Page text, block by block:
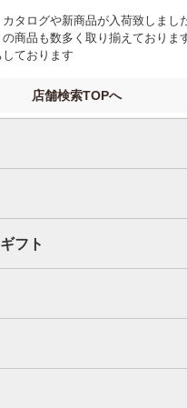
タログや新商品が入荷致しまし
商品も数多く取り揃えておりま
ております
店舗検索TOPへ
フト